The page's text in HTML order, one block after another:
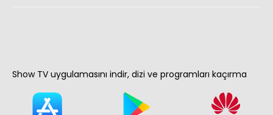
Show TV uygulamasını indir, dizi ve programları kaçırma